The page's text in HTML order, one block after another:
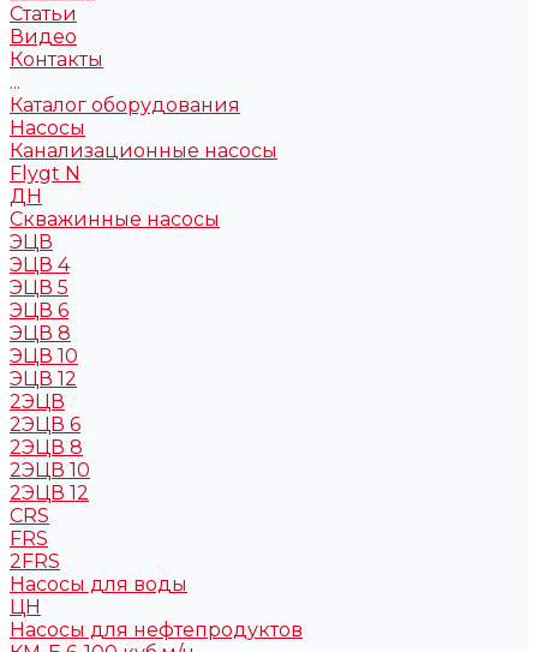
Статьи
Видео
Контакты
...
Каталог оборудования
Насосы
Канализационные насосы
Flygt N
ДН
Скважинные насосы
ЭЦВ
ЭЦВ 4
ЭЦВ 5
ЭЦВ 6
ЭЦВ 8
ЭЦВ 10
ЭЦВ 12
2ЭЦВ
2ЭЦВ 6
2ЭЦВ 8
2ЭЦВ 10
2ЭЦВ 12
CRS
FRS
2FRS
Насосы для воды
ЦН
Насосы для нефтепродуктов